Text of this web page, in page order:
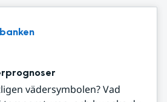
vädersymbolen? Vad